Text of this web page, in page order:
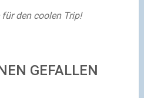
den coolen Trip!
GEFALLEN